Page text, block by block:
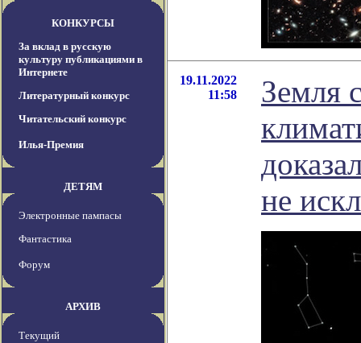
КОНКУРСЫ
За вклад в русскую
культуру публикациями в
Интернете
Литературный конкурс
Читательский конкурс
Илья-Премия
ДЕТЯМ
Электронные пампасы
Фантастика
Форум
АРХИВ
Текущий
19.11.2022
11:58
Земля
не